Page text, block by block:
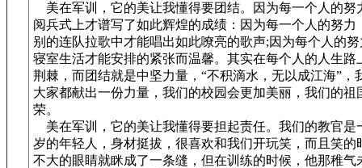
美在军训，它的美让我懂得要团结。因为每一个人的努
阅兵式上才谱写了如此辉煌的成绩：因为每一个人的努力
别的连队拉歌中才能唱出如此嘹亮的歌声;因为每个人的
寝室生活才能安排的紧张而温馨。其实在每个人的人生路
荆棘，而团结就是中坚力量，“不积滴水，无以成江海”，
大家都献出一份力量，我们的校园会更加美丽，我们的祖
荣。
美在军训，它的美让我懂得要担起责任。我们的教官是
岁的年轻人，身材挺拔，很喜欢和我们开玩笑，而且笑的
不大的眼睛就眯成了一条缝，但在训练的时候，他那稚气